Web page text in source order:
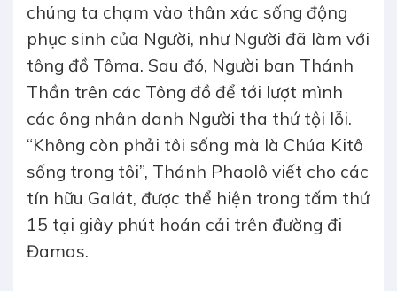
chúng ta chạm vào thân xác sống động
phục sinh của Người, như Người đã làm với
tông đồ Tôma. Sau đó, Người ban Thánh
Thần trên các Tông đồ để tới lượt mình
các ông nhân danh Người tha thứ tội lỗi.
“Không còn phải tôi sống mà là Chúa Kitô
sống trong tôi”, Thánh Phaolô viết cho các
tín hữu Galát, được thể hiện trong tấm thứ
15 tại giây phút hoán cải trên đường đi
Đamas.